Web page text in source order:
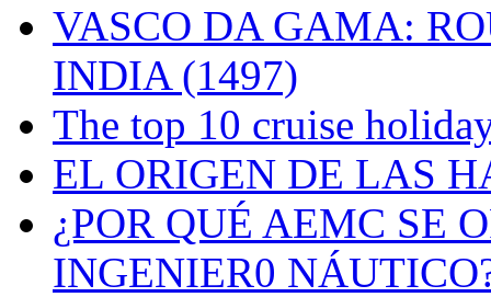
VASCO DA GAMA:
INDIA (1497)
The top 10 cruise
EL ORIGEN DE LAS
¿POR QUÉ AEMC SE
INGENIER0